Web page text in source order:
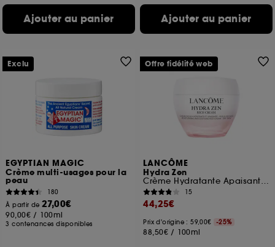
Ajouter au panier Ajouter au panier
EGYPTIAN MAGIC
Crème multi-usages pour la
peau
180
À partir de27,00€
90,00€ / 100ml
3 contenances disponibles
Exclu
LANCÔME
Hydra Zen
Crème Hydratante Apaisante Spéciale Peaux Sèches
15
44,25€
Prix d'origine : 59,00€ -25%
88,50€ / 100ml
Offre fidélité web